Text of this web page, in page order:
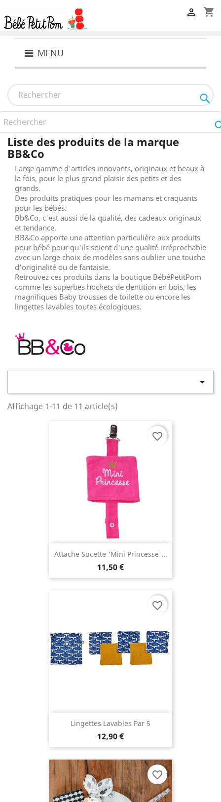
shopping_cart

MENU

Liste des produits de la marque
BB&Co
Large gamme d'articles innovants, originaux et beaux à
la fois, pour le plus grand plaisir des petits et des
grands.
Des produits pratiques pour les mamans et craquants
pour les bébés.
Bb&Co, c'est aussi de la qualité, des cadeaux originaux
et tendance.
BB&Co apporte une attention particulière aux produits
pour bébé pour qu'ils soient d'une qualité irréprochable
avec un large choix de modèles sans oublier une touche
d'originalité ou de fantaisie.
Retrouvez ces produits dans la boutique BébéPetitPom
comme les superbes hochets de dentition en bois, les
magnifiques Baby trousses de toilette ou encore les
lingettes lavables toutes écologiques.

Affichage 1-11 de 11 article(s)
Attache Sucette 'Mini Princesse'...
11,50 €
favorite_border
Lingettes Lavables Par 5
12,90 €
favorite_border
favorite_border